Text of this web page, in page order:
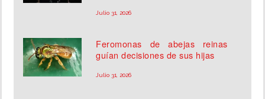
Julio 31, 2026
Feromonas de abejas reinas
guían decisiones de sus hijas
Julio 31, 2026